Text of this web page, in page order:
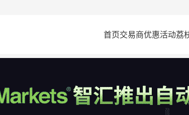
首页交易商优惠活动荔